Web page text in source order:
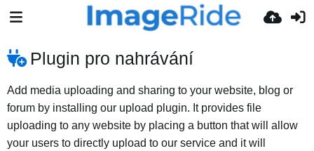
Plugin pro nahrávání
Add media uploading and sharing to your website, blog or
forum by installing our upload plugin. It provides file
uploading to any website by placing a button that will allow
your users to directly upload to our service and it will